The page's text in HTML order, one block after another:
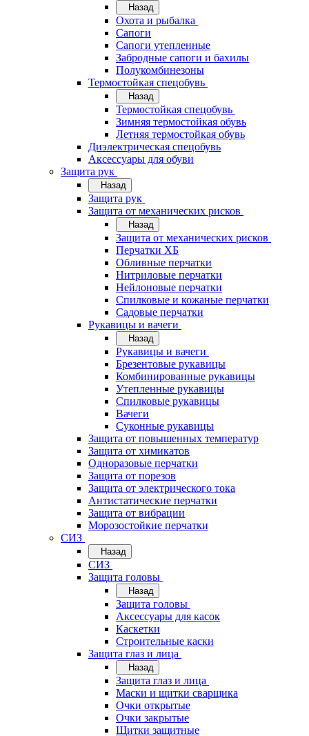
Назад
Охота и рыбалка
Сапоги
Сапоги утепленные
Забродные сапоги и бахилы
Полукомбинезоны
Термостойкая спецобувь
Назад
Термостойкая спецобувь
Зимняя термостойкая обувь
Летняя термостойкая обувь
Диэлектрическая спецобувь
Аксессуары для обуви
Защита рук
Назад
Защита рук
Защита от механических рисков
Назад
Защита от механических рисков
Перчатки ХБ
Обливные перчатки
Нитриловые перчатки
Нейлоновые перчатки
Спилковые и кожаные перчатки
Садовые перчатки
Рукавицы и вачеги
Назад
Рукавицы и вачеги
Брезентовые рукавицы
Комбинированные рукавицы
Утепленные рукавицы
Спилковые рукавицы
Вачеги
Суконные рукавицы
Защита от повышенных температур
Защита от химикатов
Одноразовые перчатки
Защита от порезов
Защита от электрического тока
Антистатические перчатки
Защита от вибрации
Морозостойкие перчатки
СИЗ
Назад
СИЗ
Защита головы
Назад
Защита головы
Аксессуары для касок
Каскетки
Строительные каски
Защита глаз и лица
Назад
Защита глаз и лица
Маски и щитки сварщика
Очки открытые
Очки закрытые
Щитки защитные